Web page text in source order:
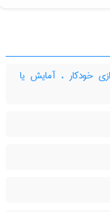
خودکار ، آمایش یا